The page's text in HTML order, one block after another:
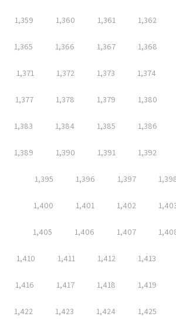
1,359 1,360 1,361 1,362
1,365 1,366 1,367 1,368
1,371 1,372 1,373 1,374
1,377 1,378 1,379 1,380
1,383 1,384 1,385 1,386
1,389 1,390 1,391 1,392
1,395 1,396 1,397
1,400 1,401 1,402
1,405 1,406 1,407
1,410 1,411 1,412 1,413
1,416 1,417 1,418 1,419
1,422 1,423 1,424 1,425